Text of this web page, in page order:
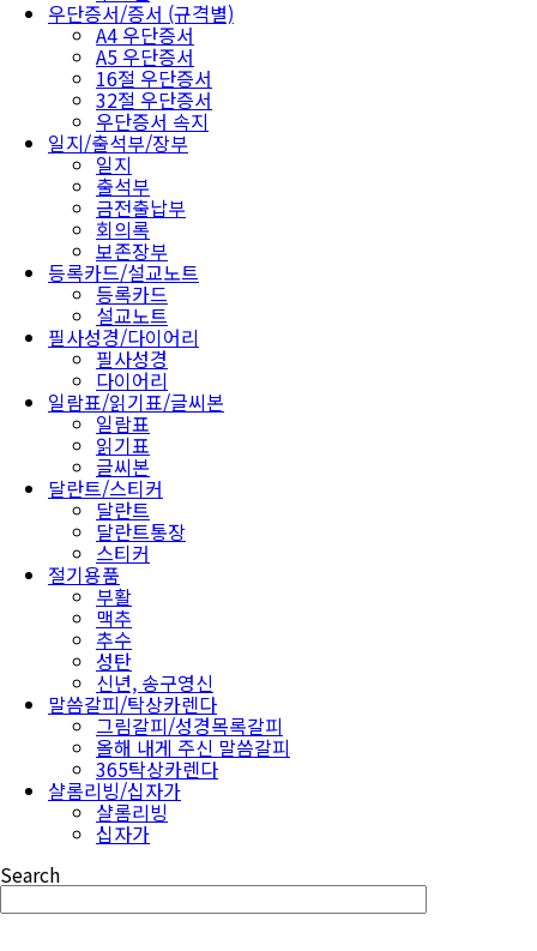
우단증서/증서 (규격별)
A4 우단증서
A5 우단증서
16절 우단증서
32절 우단증서
우단증서 속지
일지/출석부/장부
일지
출석부
금전출납부
회의록
보존장부
등록카드/설교노트
등록카드
설교노트
필사성경/다이어리
필사성경
다이어리
일람표/읽기표/글씨본
일람표
읽기표
글씨본
달란트/스티커
달란트
달란트통장
스티커
절기용품
부활
맥추
추수
성탄
신년, 송구영신
말씀갈피/탁상카렌다
그림갈피/성경목록갈피
올해 내게 주신 말씀갈피
365탁상카렌다
샬롬리빙/십자가
샬롬리빙
십자가
Search